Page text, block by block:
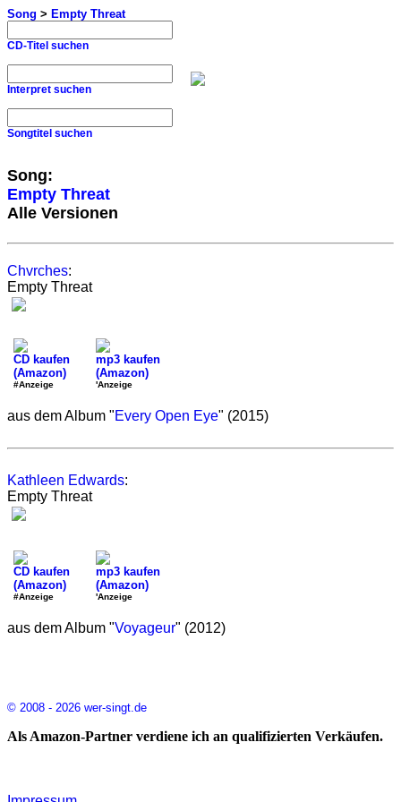
Song > Empty Threat
CD-Titel suchen
Interpret suchen
Songtitel suchen
Song:
Empty Threat
Alle Versionen
Chvrches:
Empty Threat
CD kaufen
(Amazon)
#Anzeige
mp3 kaufen
(Amazon)
'Anzeige
aus dem Album "Every Open Eye" (2015)
Kathleen Edwards:
Empty Threat
CD kaufen
(Amazon)
#Anzeige
mp3 kaufen
(Amazon)
'Anzeige
aus dem Album "Voyageur" (2012)
© 2008 - 2026 wer-singt.de
Als Amazon-Partner verdiene ich an qualifizierten Verkäufen.